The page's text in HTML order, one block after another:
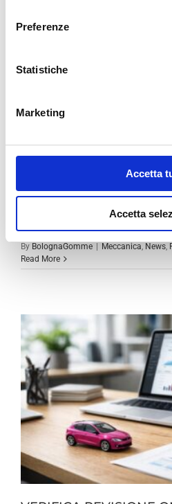
Preferenze
Statistiche
Marketing
Accetta
Accetta
REVISIONE MOTO:
COSTO, SCADENZA E
La revisione moto è
By BolognaGomme Meccanica, News,
Read More